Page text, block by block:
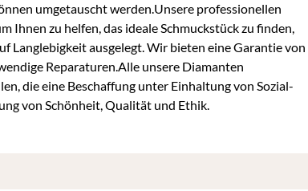
umgetauscht werden.Unsere professionellen
Ihnen zu helfen, das ideale Schmuckstück zu finden,
Langlebigkeit ausgelegt. Wir bieten eine Garantie von
Reparaturen.Alle unsere Diamanten
die eine Beschaffung unter Einhaltung von Sozial-
von Schönheit, Qualität und Ethik.